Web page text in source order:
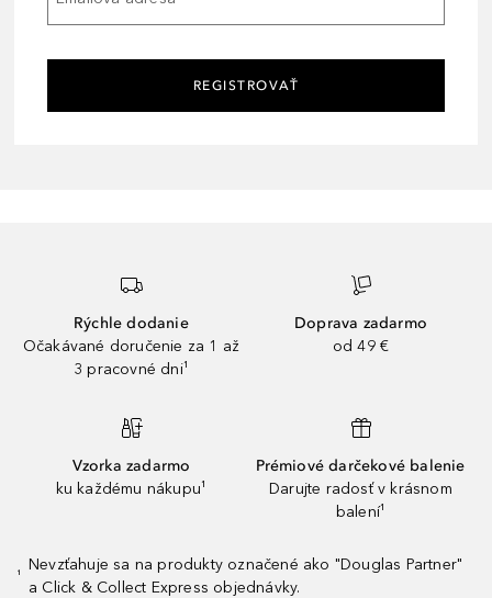
REGISTROVAŤ
Rýchle dodanie
Očakávané doručenie za 1 až
3 pracovné dni¹
Doprava zadarmo
od 49 €
Vzorka zadarmo
ku každému nákupu¹
Prémiové darčekové balenie
Darujte radosť v krásnom
balení¹
¹
Nevzťahuje sa na produkty označené ako "Douglas Partner"
a Click & Collect Express objednávky.